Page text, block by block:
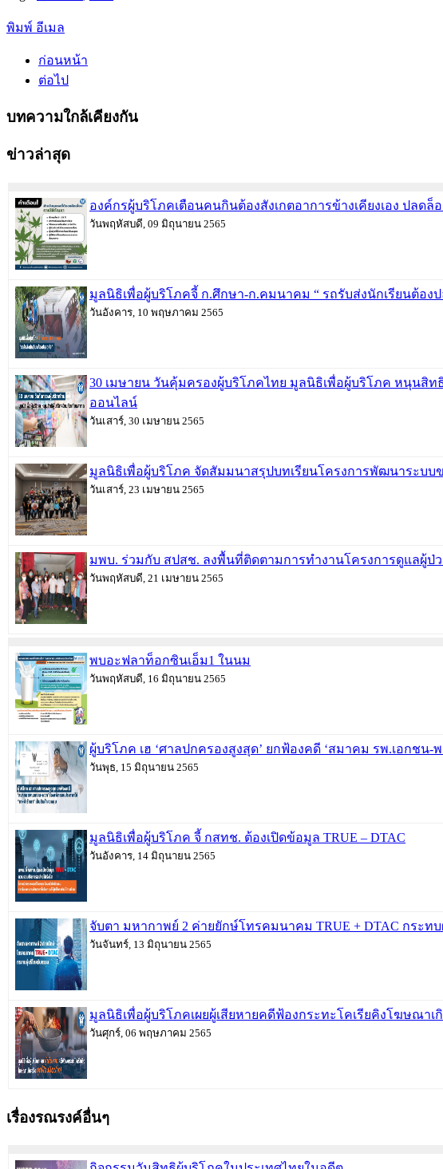
พิมพ์ อีเมล
ก่อนหน้า
ต่อไป
บทความใกล้เคียงกัน
ข่าวล่าสุด
องค์กรผู้บริโภคเตือนคนกินต้องสังเกตอาการข้างเคียงเอง ปล
วันพฤหัสบดี, 09 มิถุนายน 2565
มูลนิธิเพื่อผู้บริโภคจี้ ก.ศึกษา-ก.คมนาคม “ รถรับส่งนักเรียนต้อง
วันอังคาร, 10 พฤษภาคม 2565
30 เมษายน วันคุ้มครองผู้บริโภคไทย มูลนิธิเพื่อผู้บริโภค หนุนสิ
ออนไลน์
วันเสาร์, 30 เมษายน 2565
มูลนิธิเพื่อผู้บริโภค จัดสัมมนาสรุปบทเรียนโครงการพัฒนาระบ
วันเสาร์, 23 เมษายน 2565
มพบ. ร่วมกับ สปสช. ลงพื้นที่ติดตามการทำงานโครงการดูแลผู้ป่
วันพฤหัสบดี, 21 เมษายน 2565
พบอะฟลาท็อกซินเอ็ม1 ในนม
วันพฤหัสบดี, 16 มิถุนายน 2565
ผู้บริโภค เฮ ‘ศาลปกครองสูงสุด’ ยกฟ้องคดี ‘สมาคม รพ.เอกชน
วันพุธ, 15 มิถุนายน 2565
มูลนิธิเพื่อผู้บริโภค จี้ กสทช. ต้องเปิดข้อมูล TRUE – DTAC
วันอังคาร, 14 มิถุนายน 2565
จับตา มหากาพย์ 2 ค่ายยักษ์โทรคมนาคม TRUE + DTAC กระท
วันจันทร์, 13 มิถุนายน 2565
มูลนิธิเพื่อผู้บริโภคเผยผู้เสียหายคดีฟ้องกระทะโคเรียคิงโฆษณาเ
วันศุกร์, 06 พฤษภาคม 2565
เรื่องรณรงค์อื่นๆ